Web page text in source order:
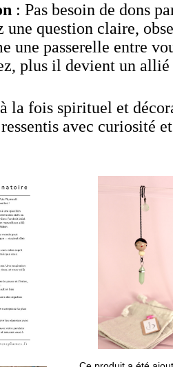
: Pas besoin de dons
une question claire,
une passerelle entre
plus il devient un allié
la fois spirituel et
avec curiosité